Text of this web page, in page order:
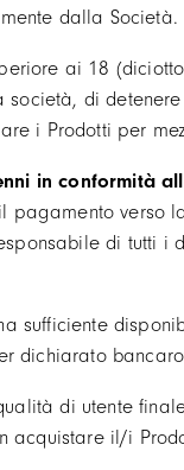
dalla Società.
ai 18
di
i Prodotti per
in conformità
pagamento verso
di tutti i
sufficiente
dichiarato
di utente
acquistare il/i